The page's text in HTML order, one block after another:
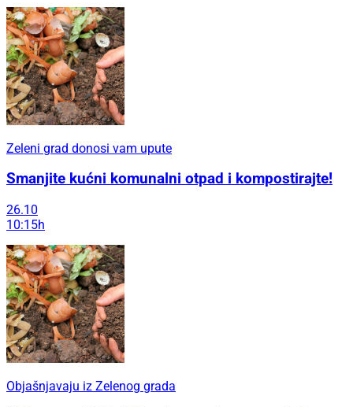
Zeleni grad donosi vam upute
Smanjite kućni komunalni otpad i kompostirajte!
26.10
10:15h
Objašnjavaju iz Zelenog grada